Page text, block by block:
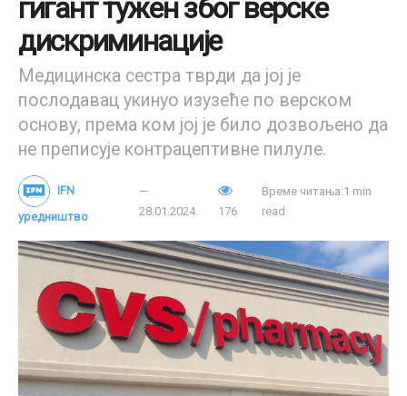
гигант тужен због верске
дискриминације
Медицинска сестра тврди да јој је
послодавац укинуо изузеће по верском
основу, према ком јој је било дозвољено да
не преписује контрацептивне пилуле.
IFN
уредништво
28.01.2024. 176
Време читања:1 min
read